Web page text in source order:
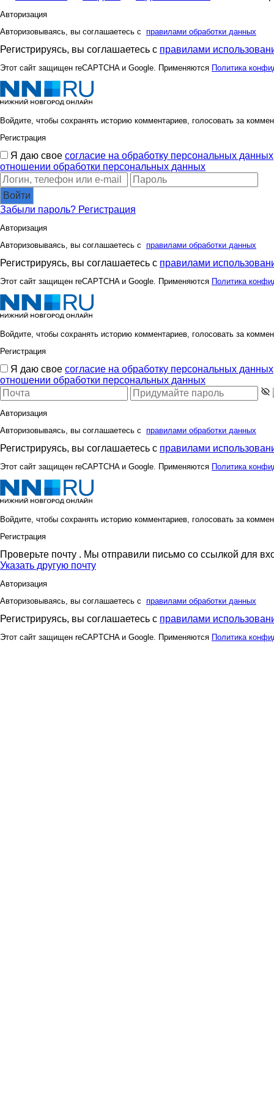
Авторизация
Авторизовываясь, вы соглашаетесь с правилами обработки данных
Регистрируясь, вы соглашаетесь с правилами
Этот сайт защищен reCAPTCHA и Google. Применяются Политика
Войдите, чтобы сохранять историю комментариев, голосовать за
Регистрация
Я даю свое согласие на обработку персональных данных
отношении обработки персональных данных
Войти
Забыли пароль? Регистрация
Авторизация
Авторизовываясь, вы соглашаетесь с правилами обработки данных
Регистрируясь, вы соглашаетесь с правилами
Этот сайт защищен reCAPTCHA и Google. Применяются Политика
Войдите, чтобы сохранять историю комментариев, голосовать за
Регистрация
Я даю свое согласие на обработку персональных данных
отношении обработки персональных данных
Авторизация
Авторизовываясь, вы соглашаетесь с правилами обработки данных
Регистрируясь, вы соглашаетесь с правилами
Этот сайт защищен reCAPTCHA и Google. Применяются Политика
Войдите, чтобы сохранять историю комментариев, голосовать за
Регистрация
Проверьте почту . Мы отправили письмо со ссылкой для
Указать другую почту
Авторизация
Авторизовываясь, вы соглашаетесь с правилами обработки данных
Регистрируясь, вы соглашаетесь с правилами
Этот сайт защищен reCAPTCHA и Google. Применяются Политика